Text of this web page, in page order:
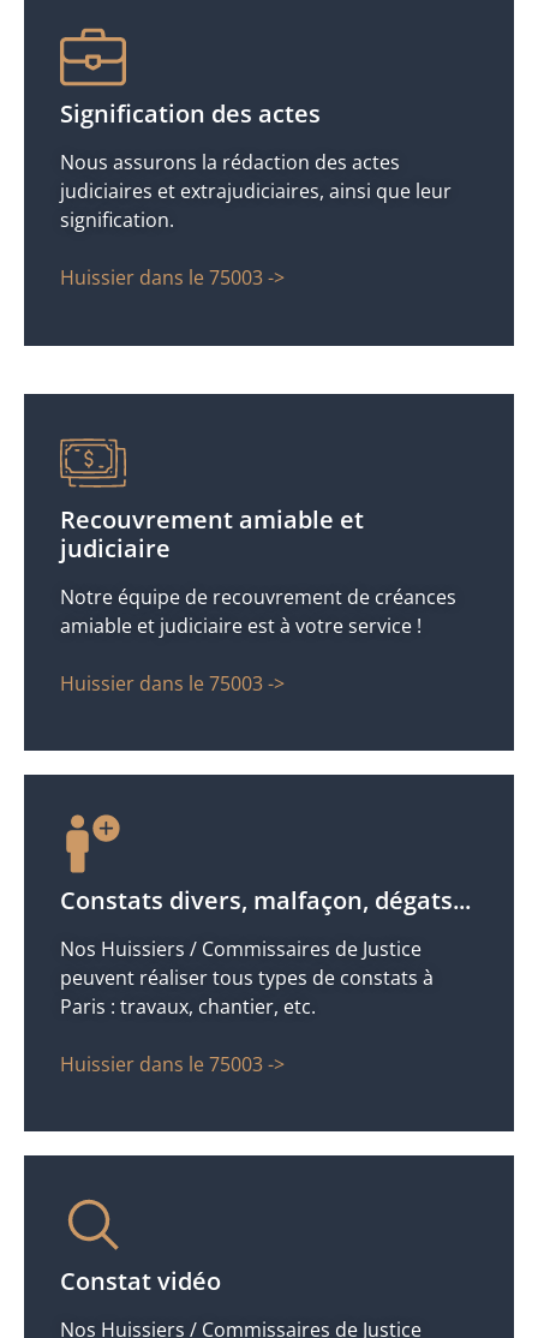
Signification des actes
Nous assurons la rédaction des actes
judiciaires et extrajudiciaires, ainsi que leur
signification.
Huissier dans le 75003 ->
Recouvrement amiable et
judiciaire
Notre équipe de recouvrement de créances
amiable et judiciaire est à votre service !
Huissier dans le 75003 ->
Constats divers, malfaçon, dégats...
Nos Huissiers / Commissaires de Justice
peuvent réaliser tous types de constats à
Paris : travaux, chantier, etc.
Huissier dans le 75003 ->
Constat vidéo
Nos Huissiers / Commissaires de Justice